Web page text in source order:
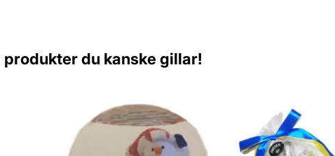
du kanske gillar!